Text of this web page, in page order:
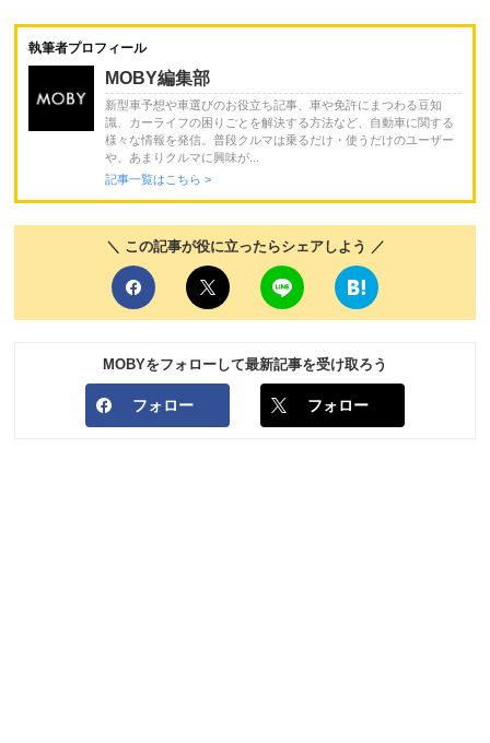
執筆者プロフィール
MOBY編集部
新型車予想や車選びのお役立ち記事、車や免許にまつわる豆知
識、カーライフの困りごとを解決する方法など、自動車に関する
様々な情報を発信。普段クルマは乗るだけ・使うだけのユーザー
や、あまりクルマに興味が...
記事一覧はこちら >
＼ この記事が役に立ったらシェアしよう ／
MOBYをフォローして最新記事を受け取ろう
フォロー フォロー